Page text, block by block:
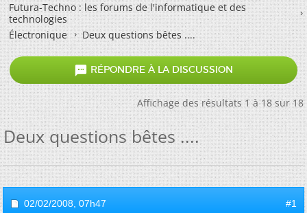
Futura-Techno : les forums de l'informatique et des
technologies
Électronique
Deux questions bêtes ....
 RÉPONDRE À LA DISCUSSION
Affichage des résultats 1 à 18 sur 18
Deux questions bêtes ....
02/02/2008, 07h47 #1